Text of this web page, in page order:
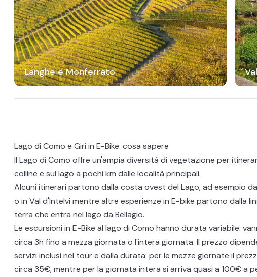
Langhe e Monferrato
Lago di Como e Giri in E-Bike: cosa sapere
Il Lago di Como offre un'ampia diversità di vegetazione per
colline e sul lago a pochi km dalle località principali.
Alcuni itinerari partono dalla costa ovest del Lago, ad esempio da
o in Val d'Intelvi mentre altre esperienze in E-bike partono dalla
terra che entra nel lago da Bellagio.
Le escursioni in E-Bike al lago di Como hanno durata variabile:
circa 3h fino a mezza giornata o l'intera giornata. Il prezzo
servizi inclusi nel tour e dalla durata: per le mezze giornate il
circa 35€, mentre per la giornata intera si arriva quasi a 100€ a